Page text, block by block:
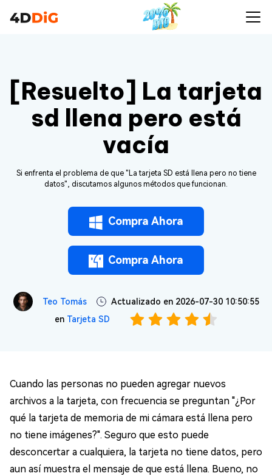
[Resuelto] La tarjeta
sd llena pero está
vacía
Si enfrenta el problema de que "La tarjeta SD está llena pero no tiene
datos", discutamos algunos métodos que funcionan.
Compra Ahora
Compra Ahora
Teo Tomás
Actualizado en 2026-07-30 10:50:55
en Tarjeta SD
Cuando las personas no pueden agregar nuevos
archivos a la tarjeta, con frecuencia se preguntan "¿Por
qué la tarjeta de memoria de mi cámara está llena pero
no tiene imágenes?". Seguro que esto puede
desconcertar a cualquiera, la tarjeta no tiene datos, pero
aun así muestra el mensaje de que está llena. Bueno, no